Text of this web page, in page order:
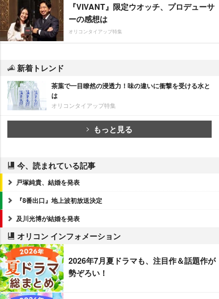
『VIVANT』限定ウオッチ、プロデューサ
ーの感想は
オリコンタイアップ特集
新着トレンド
茶葉で一目瞭然の浸透力！味の違いに衝撃を受ける水と
は
オリコンタイアップ特集
もっと見る
今、読まれている記事
戸塚純貴、結婚を発表
『8番出口』地上波初放送決定
及川光博が結婚を発表
オリコン インフォメーション
2026年7月夏ドラマも、注目作＆話題作が
勢ぞろい！